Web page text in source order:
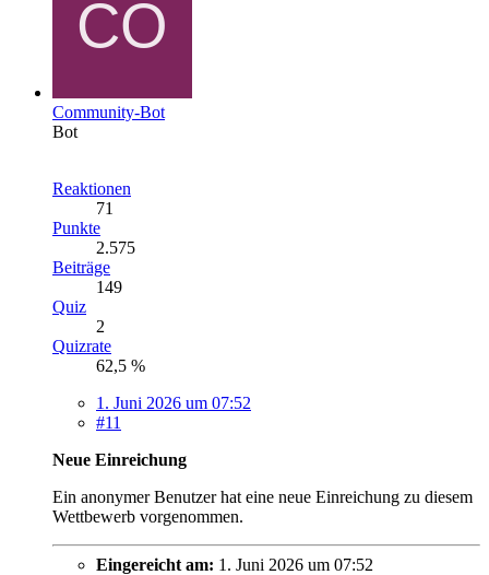
Community-Bot
Bot
Reaktionen
71
Punkte
2.575
Beiträge
149
Quiz
2
Quizrate
62,5 %
1. Juni 2026 um 07:52
#11
Neue Einreichung
Ein anonymer Benutzer hat eine neue Einreichung zu diesem
Wettbewerb vorgenommen.
Eingereicht am: 1. Juni 2026 um 07:52